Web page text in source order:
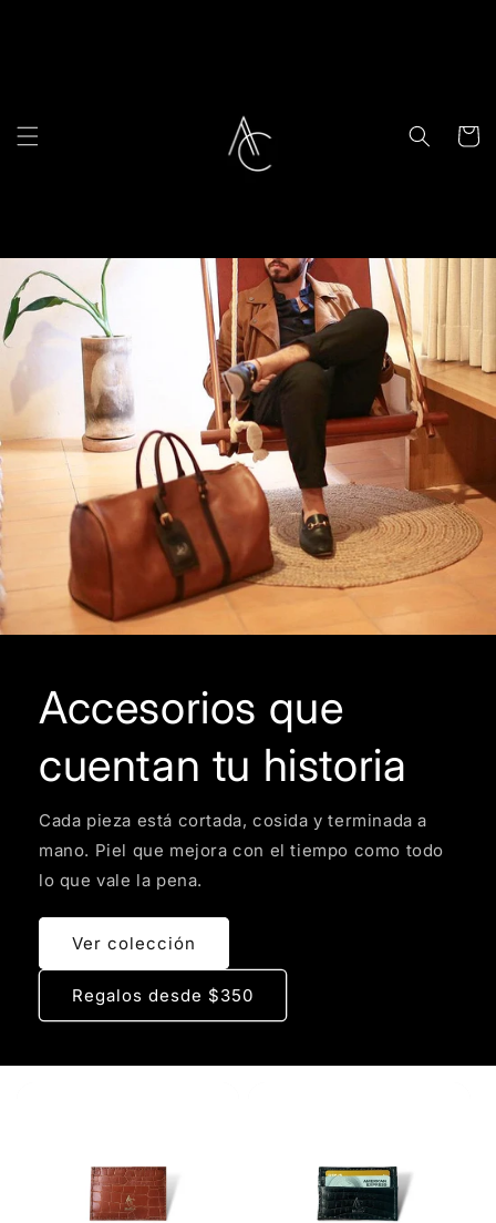
Carrito
Accesorios que
cuentan tu historia
Cada pieza está cortada, cosida y terminada a
mano. Piel que mejora con el tiempo como todo
lo que vale la pena.
Ver colección
Regalos desde $350